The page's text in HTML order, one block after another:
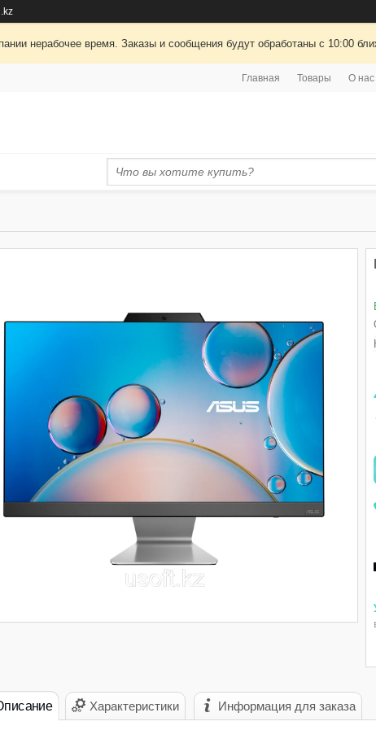
нерабочее время. Заказы и сообщения будут обработаны с 10:00
Главная Товары О нас
Характеристики Информация для заказа